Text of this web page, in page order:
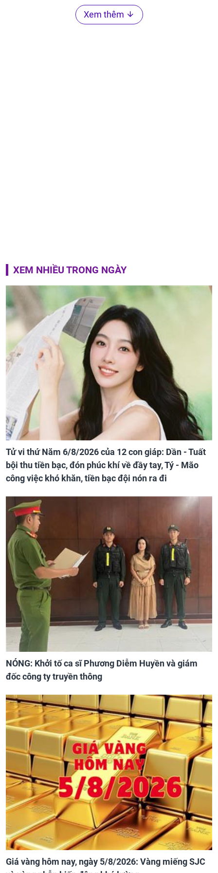
Xem thêm
XEM NHIỀU TRONG NGÀY
Tử vi thứ Năm 6/8/2026 của 12 con giáp: Dần - Tuất
bội thu tiền bạc, đón phúc khí về đầy tay, Tý - Mão
công việc khó khăn, tiền bạc đội nón ra đi
NÓNG: Khởi tố ca sĩ Phương Diễm Huyền và giám
đốc công ty truyền thông
Giá vàng hôm nay, ngày 5/8/2026: Vàng miếng SJC